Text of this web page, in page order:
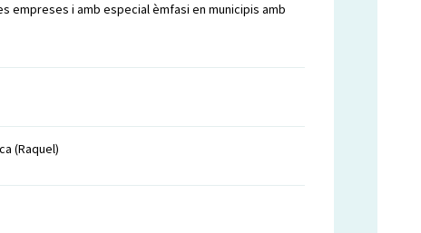
empreses i amb especial èmfasi en municipis amb
(Raquel)